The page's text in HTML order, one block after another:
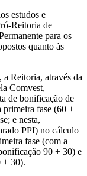
estudos e
Reitoria de
para os
quanto às
Reitoria, através da
Comvest,
de bonificação de
primeira fase (60 +
e nesta,
PPI) no cálculo
fase (com a
90 + 30) e
+ 30).